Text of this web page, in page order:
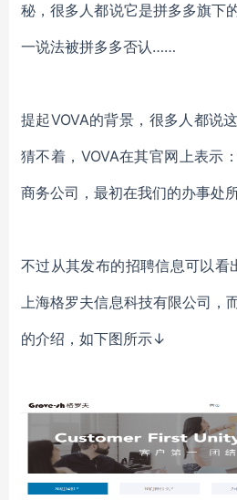
秘，很多人都说它是拼多多旗下
一说法被拼多多否认……
提起VOVA的背景，很多人都说
猜不着， VOVA在其官网上表示
商务公司，最初在我们的办事处
不过从其发布的招聘信息可以看
上海格罗夫信息科技有限公司，
的介绍，如下图所示↓